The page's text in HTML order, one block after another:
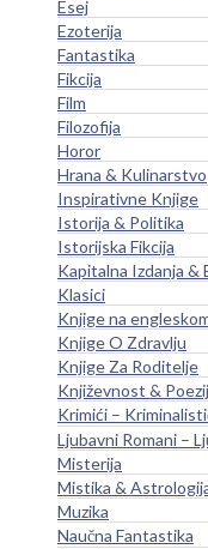
Esej
Ezoterija
Fantastika
Fikcija
Film
Filozofija
Horor
Hrana & Kulinarstvo
Inspirativne Knjige
Istorija & Politika
Istorijska Fikcija
Kapitalna Izdanja &
Klasici
Knjige na
Knjige O Zdravlju
Knjige Za Roditelje
Književnost &
Krimići –
Ljubavni Romani –
Misterija
Mistika &
Muzika
Naučna Fantastika